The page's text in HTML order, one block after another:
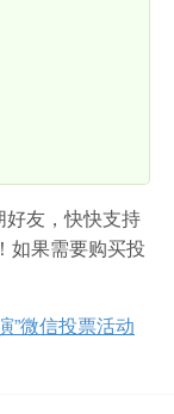
友，快快支持
如果需要购买投
”微信投票活动